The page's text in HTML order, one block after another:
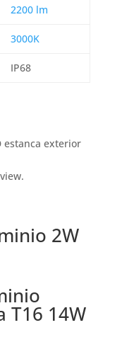
2200 lm
3000K
IP68
estanca exterior
2W
T16 14W